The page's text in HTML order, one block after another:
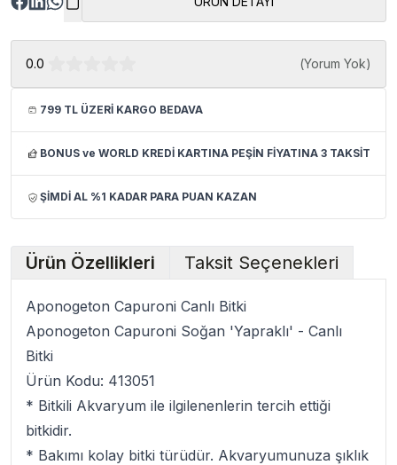
0.0 (Yorum Yok)
799 TL ÜZERİ KARGO BEDAVA
BONUS ve WORLD KREDİ KARTINA PEŞİN FİYATINA 3 TAKSİT
ŞİMDİ AL %1 KADAR PARA PUAN KAZAN
Ürün Özellikleri Taksit Seçenekleri
Aponogeton Capuroni Canlı Bitki
Aponogeton Capuroni Soğan 'Yapraklı' - Canlı
Bitki
Ürün Kodu: 413051
* Bitkili Akvaryum ile ilgilenenlerin tercih ettiği
bitkidir.
* Bakımı kolay bitki türüdür. Akvaryumunuza şıklık